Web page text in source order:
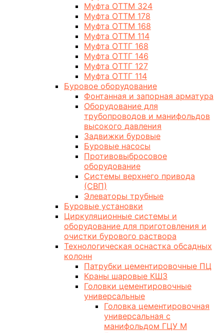
Муфта ОТТМ 324
Муфта ОТТМ 178
Муфта ОТТМ 168
Муфта ОТТМ 114
Муфта ОТТГ 168
Муфта ОТТГ 146
Муфта ОТТГ 127
Муфта ОТТГ 114
Буровое оборудование
Фонтанная и запорная арматура
Оборудование для
трубопроводов и манифольдов
высокого давления
Задвижки буровые
Буровые насосы
Противовыбросовое
оборудование
Системы верхнего привода
(СВП)
Элеваторы трубные
Буровые установки
Циркуляционные системы и
оборудование для приготовления и
очистки бурового раствора
Технологическая оснастка обсадных
колонн
Патрубки цементировочные ПЦ
Краны шаровые КШЗ
Головки цементировочные
универсальные
Головка цементировочная
универсальная с
манифольдом ГЦУ М